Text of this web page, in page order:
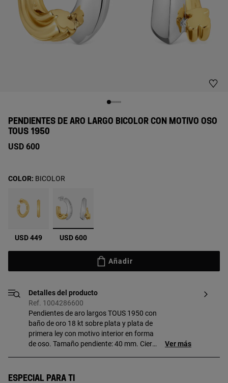
PENDIENTES DE ARO LARGO BICOLOR CON MOTIVO OSO
TOUS 1950
USD 600
USD 449 seleccionado
USD 600
COLOR: BICOLOR
Añadir
Detalles del producto
Ref. 1004286600
Pendientes de aro largos TOUS 1950 con
baño de oro 18 kt sobre plata y plata de
primera ley con motivo interior en forma
de oso. Tamaño pendiente: 40 mm. Cierre
y 3 micras de espesor. Esta calidad
Ver más
Especial para ti